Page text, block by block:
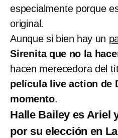
especialmente porque
original.
Aunque si bien hay un
Sirenita que no la
hacen merecedora del
película live action de
momento.
Halle Bailey es Ariel
por su elección en